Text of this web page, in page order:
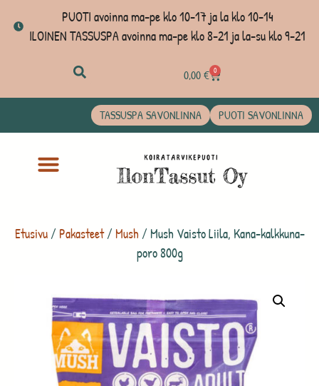
PUOTI avoinna ma-pe klo 10-17 ja la klo 10-14
ILOINEN TASSUSPA avoinna ma-pe klo 8-21 ja la-su klo 9-21
0,00€ 0
TASSUSPA SAVONLINNA PUOTI SAVONLINNA
Etusivu/ Pakasteet/ Mush/ Mush Vaisto Liila, Kana-kalkkuna-
poro 800g